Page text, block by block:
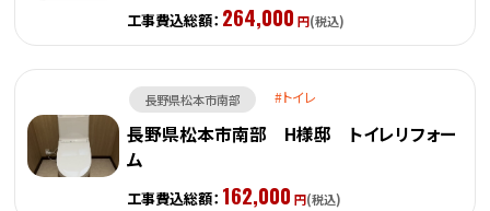
工事費込総額： 264,000 円(税込)
長野県松本市南部 トイレ
長野県松本市南部 H様邸 トイレリフォー
ム
工事費込総額： 162,000 円(税込)